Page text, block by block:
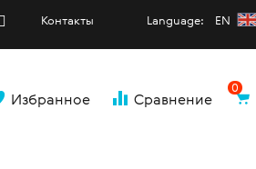
Контакты Language: EN
Избранное Сравнение
0